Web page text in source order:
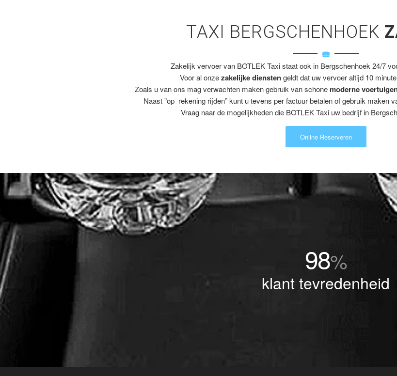
TAXI BERGSCHENHOEK
Zakelijk vervoer van BOTLEK Taxi staat ook in Bergschenhoek 24/7
Voor al onzezakelijke dienstengeldt dat uw vervoer altijd 10
Zoals u van ons mag verwachten maken gebruik van schone moderne
Naast ”op rekening rijden” kunt u tevens per factuur betalen of gebruik maken
Vraag naar de mogelijkheden die BOTLEK Taxi uw bedrijf in
Online Reserveren
98%
klant tevredenheid